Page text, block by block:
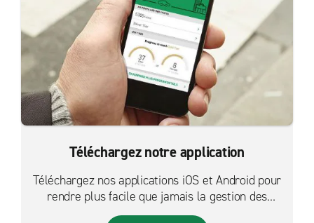
Téléchargez notre application
Téléchargez nos applications iOS et Android pour
rendre plus facile que jamais la gestion des
réservations sur le pouce.